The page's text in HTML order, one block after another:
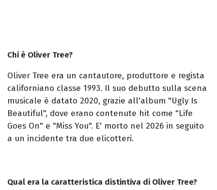
Chi è Oliver Tree?
Oliver Tree era un cantautore, produttore e regista
californiano classe 1993. Il suo debutto sulla scena
musicale è datato 2020, grazie all'album "Ugly Is
Beautiful", dove erano contenute hit come "Life
Goes On" e "Miss You". E' morto nel 2026 in seguito
a un incidente tra due elicotteri.
Qual era la caratteristica distintiva di Oliver Tree?